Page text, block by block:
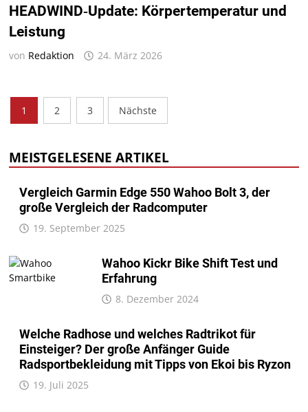
HEADWIND‑Update: Körpertemperatur und
Leistung
von Redaktion 24. März 2026
Seitennummerierung
Beiträge
1 2 3 Nächste
MEISTGELESENE ARTIKEL
Vergleich Garmin Edge 550 Wahoo Bolt 3, der
große Vergleich der Radcomputer
19. September 2025
Wahoo Kickr Bike Shift Test und
Erfahrung
8. Dezember 2024
Welche Radhose und welches Radtrikot für
Einsteiger? Der große Anfänger Guide
Radsportbekleidung mit Tipps von Ekoi bis Ryzon
19. Juli 2025